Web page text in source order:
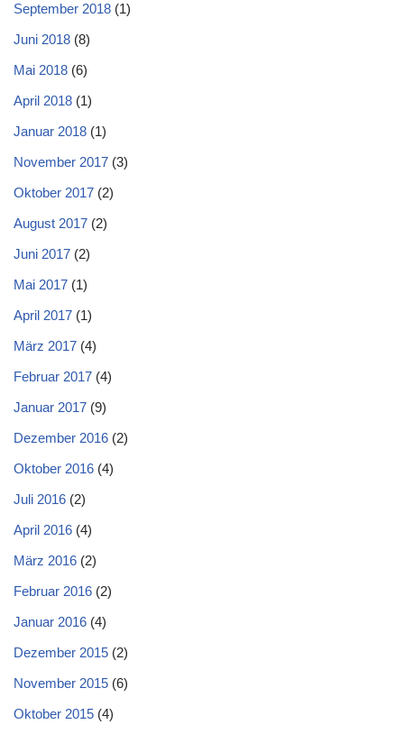
September 2018 (1)
Juni 2018 (8)
Mai 2018 (6)
April 2018 (1)
Januar 2018 (1)
November 2017 (3)
Oktober 2017 (2)
August 2017 (2)
Juni 2017 (2)
Mai 2017 (1)
April 2017 (1)
März 2017 (4)
Februar 2017 (4)
Januar 2017 (9)
Dezember 2016 (2)
Oktober 2016 (4)
Juli 2016 (2)
April 2016 (4)
März 2016 (2)
Februar 2016 (2)
Januar 2016 (4)
Dezember 2015 (2)
November 2015 (6)
Oktober 2015 (4)